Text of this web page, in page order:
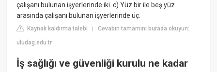
çalışanı bulunan işyerlerinde iki. c) Yüz bir ile beş yüz
arasında çalışanı bulunan işyerlerinde üç.
Kaynak kaldırma talebi |Cevabın tamamını burada okuyun:
uludag.edu.tr
İş sağlığı ve güvenliği kurulu ne kadar